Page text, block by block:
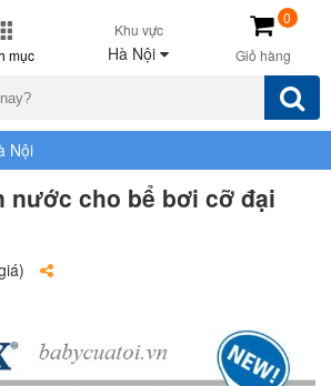
mục
Khu vực
Hà Nội Giỏ hàng
0
Nội
nước cho bể bơi cỡ đại